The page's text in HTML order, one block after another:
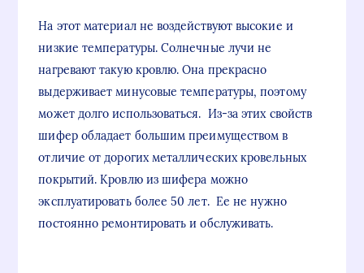
На этот материал не воздействуют высокие и
низкие температуры. Солнечные лучи не
нагревают такую кровлю. Она прекрасно
выдерживает минусовые температуры, поэтому
может долго использоваться. Из-за этих свойств
шифер обладает большим преимуществом в
отличие от дорогих металлических кровельных
покрытий. Кровлю из шифера можно
эксплуатировать более 50 лет. Ее не нужно
постоянно ремонтировать и обслуживать.